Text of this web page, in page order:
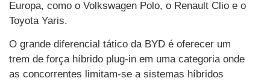
Europa, como o Volkswagen Polo, o Renault Clio e o
Toyota Yaris.
O grande diferencial tático da BYD é oferecer um
trem de força híbrido plug-in em uma categoria onde
as concorrentes limitam-se a sistemas híbridos